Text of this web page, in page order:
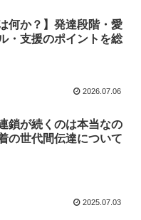
何か？】発達段階・愛
・支援のポイントを総
2026.07.06
鎖が続くのは本当なの
の世代間伝達について
2025.07.03